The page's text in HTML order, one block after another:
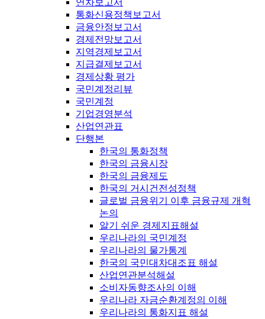
연차보고서
통화신용정책보고서
금융안정보고서
경제전망보고서
지역경제보고서
지급결제보고서
경제상황 평가
국민계정리뷰
국민계정
기업경영분석
산업연관표
단행본
한국의 통화정책
한국의 금융시장
한국의 금융제도
한국의 거시건전성정책
글로벌 금융위기 이후 금융규제 개혁
논의
알기 쉬운 경제지표해설
우리나라의 국민계정
우리나라의 물가통계
한국의 국민대차대조표 해설
산업연관분석해설
소비자동향조사의 이해
우리나라 자금순환계정의 이해
우리나라의 통화지표 해설